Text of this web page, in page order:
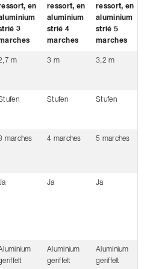
en
3
ressort, en
aluminium
strié 4
marches
ressort, en
aluminium
strié 5
marches
m 3 m 3,2 m
Stufen Stufen
marches 4 marches 5 marches
Ja Ja
Aluminium
geriffelt
Aluminium
geriffelt